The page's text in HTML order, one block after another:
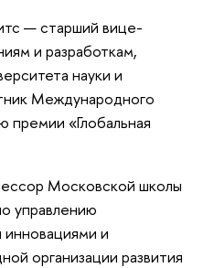
— старший вице-
и разработкам,
науки и
Международного
«Глобальная
Московской школы
управлению
и
организации развития